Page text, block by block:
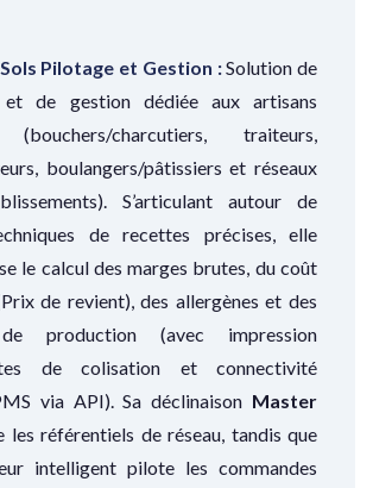
Pilotage et Gestion :Solution de
de gestion dédiée aux artisans
charcutiers, traiteurs,
boulangers/pâtissiers et réseaux
S’articulant autour de
de recettes précises, elle
le calcul des marges brutes, du coût
de revient), des allergènes et des
production (avec impression
de colisation et connectivité
via API). Sa déclinaison Master
les référentiels de réseau, tandis que
intelligent pilote les commandes